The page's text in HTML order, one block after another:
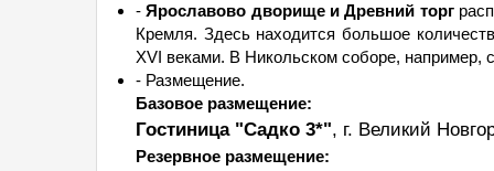
-Ярославово дворище и Древний торг
Кремля. Здесь находится большое
XVI веками. В Никольском соборе, например,
- Размещение.
Базовое размещение:
Гостиница "Садко 3*", г. Великий
Резервное размещение: